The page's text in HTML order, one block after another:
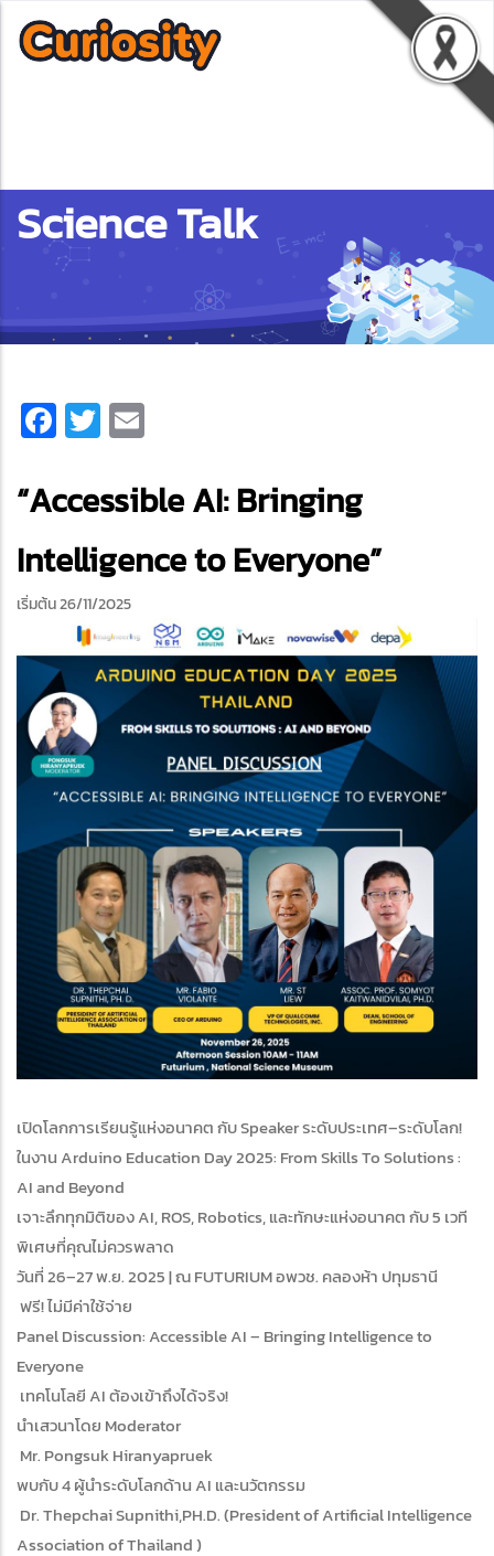
Science Talk
Facebook
Twitter
“Accessible AI: Bringing
Intelligence to Everyone”
เริ่มต้น 26/11/2025
เปิดโลกการเรียนรู้แห่งอนาคต กับ Speaker ระดับประเทศ–ระดับโลก!
ในงาน Arduino Education Day 2025: From Skills To Solutions :
AI and Beyond
เจาะลึกทุกมิติของ AI, ROS, Robotics, และทักษะแห่งอนาคต กับ 5 เวที
พิเศษที่คุณไม่ควรพลาด
วันที่ 26–27 พ.ย. 2025 | ณ FUTURIUM อพวช. คลองห้า ปทุมธานี
ฟรี! ไม่มีค่าใช้จ่าย
Panel Discussion: Accessible AI – Bringing Intelligence to
Everyone
เทคโนโลยี AI ต้องเข้าถึงได้จริง!
นำเสวนาโดย Moderator
Mr. Pongsuk Hiranyapruek
พบกับ 4 ผู้นำระดับโลกด้าน AI และนวัตกรรม
Dr. Thepchai Supnithi,PH.D. (President of Artificial Intelligence
Association of Thailand )